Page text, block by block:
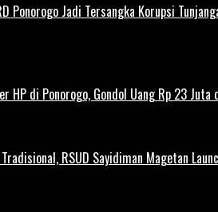
Ponorogo Jadi Tersangka Korupsi
HP di Ponorogo, Gondol Uang Rp 23 Juta
RSUD Sayidiman Magetan